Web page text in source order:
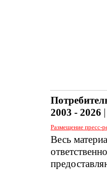
2003 - 2026 |
Размещение пресс-
Весь